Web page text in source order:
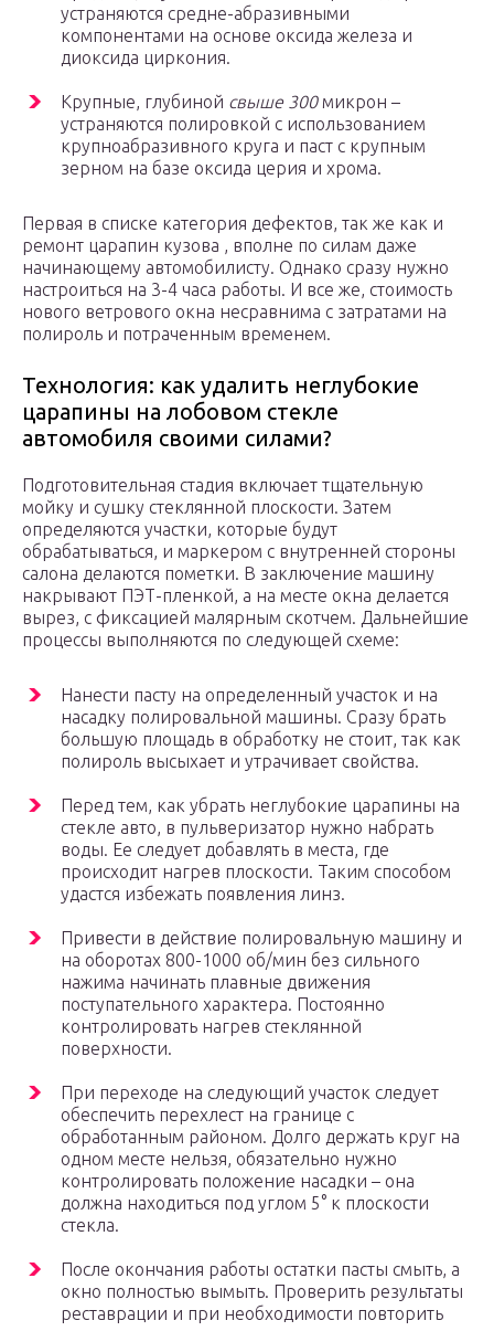
устраняются средне-абразивными
компонентами на основе оксида железа и
диоксида циркония.
Крупные, глубиной свыше 300микрон –
устраняются полировкой с использованием
крупноабразивного круга и паст с крупным
зерном на базе оксида церия и хрома.
Первая в списке категория дефектов, так же как и
ремонт царапин кузова , вполне по силам даже
начинающему автомобилисту. Однако сразу нужно
настроиться на 3-4 часа работы. И все же, стоимость
нового ветрового окна несравнима с затратами на
полироль и потраченным временем.
Технология: как удалить неглубокие
царапины на лобовом стекле
автомобиля своими силами?
Подготовительная стадия включает тщательную
мойку и сушку стеклянной плоскости. Затем
определяются участки, которые будут
обрабатываться, и маркером с внутренней стороны
салона делаются пометки. В заключение машину
накрывают ПЭТ-пленкой, а на месте окна делается
вырез, с фиксацией малярным скотчем. Дальнейшие
процессы выполняются по следующей схеме:
Нанести пасту на определенный участок и на
насадку полировальной машины. Сразу брать
большую площадь в обработку не стоит, так как
полироль высыхает и утрачивает свойства.
Перед тем, как убрать неглубокие царапины на
стекле авто, в пульверизатор нужно набрать
воды. Ее следует добавлять в места, где
происходит нагрев плоскости. Таким способом
удастся избежать появления линз.
Привести в действие полировальную машину и
на оборотах 800-1000 об/мин без сильного
нажима начинать плавные движения
поступательного характера. Постоянно
контролировать нагрев стеклянной
поверхности.
При переходе на следующий участок следует
обеспечить перехлест на границе с
обработанным районом. Долго держать круг на
одном месте нельзя, обязательно нужно
контролировать положение насадки – она
должна находиться под углом 5° к плоскости
стекла.
После окончания работы остатки пасты смыть, а
окно полностью вымыть. Проверить результаты
реставрации и при необходимости повторить